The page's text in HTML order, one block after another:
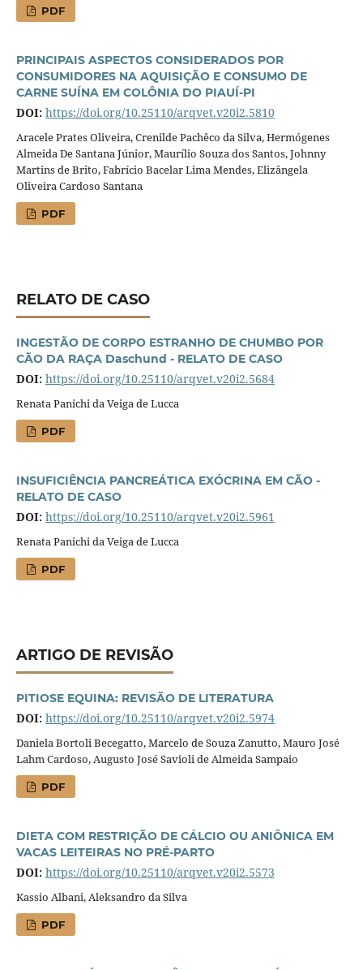
PDF
PRINCIPAIS ASPECTOS CONSIDERADOS POR
CONSUMIDORES NA AQUISIÇÃO E CONSUMO DE
CARNE SUÍNA EM COLÔNIA DO PIAUÍ-PI
DOI: https://doi.org/10.25110/arqvet.v20i2.5810
Aracele Prates Oliveira, Crenilde Pachêco da Silva, Hermógenes
Almeida De Santana Júnior, Maurílio Souza dos Santos, Johnny
Martins de Brito, Fabrício Bacelar Lima Mendes, Elizângela
Oliveira Cardoso Santana
PDF
RELATO DE CASO
INGESTÃO DE CORPO ESTRANHO DE CHUMBO POR
CÃO DA RAÇA Daschund - RELATO DE CASO
DOI: https://doi.org/10.25110/arqvet.v20i2.5684
Renata Panichi da Veiga de Lucca
PDF
INSUFICIÊNCIA PANCREÁTICA EXÓCRINA EM CÃO -
RELATO DE CASO
DOI: https://doi.org/10.25110/arqvet.v20i2.5961
Renata Panichi da Veiga de Lucca
PDF
ARTIGO DE REVISÃO
PITIOSE EQUINA: REVISÃO DE LITERATURA
DOI: https://doi.org/10.25110/arqvet.v20i2.5974
Daniela Bortoli Becegatto, Marcelo de Souza Zanutto, Mauro José
Lahm Cardoso, Augusto José Savioli de Almeida Sampaio
PDF
DIETA COM RESTRIÇÃO DE CÁLCIO OU ANIÔNICA EM
VACAS LEITEIRAS NO PRÉ-PARTO
DOI: https://doi.org/10.25110/arqvet.v20i2.5573
Kassio Albani, Aleksandro da Silva
PDF